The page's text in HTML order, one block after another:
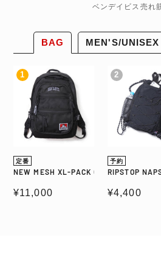
ベンデイビス売れ
BAG MEN'S/UNISEX
NEW MESH XL-PACK CL Ⅱ 32L
定番
NEW MESH XL-PACK CL Ⅱ 32L
通常価格
¥11,000
1 RIPSTOP
予約
RIPSTOP
通常価格
¥4,400
2